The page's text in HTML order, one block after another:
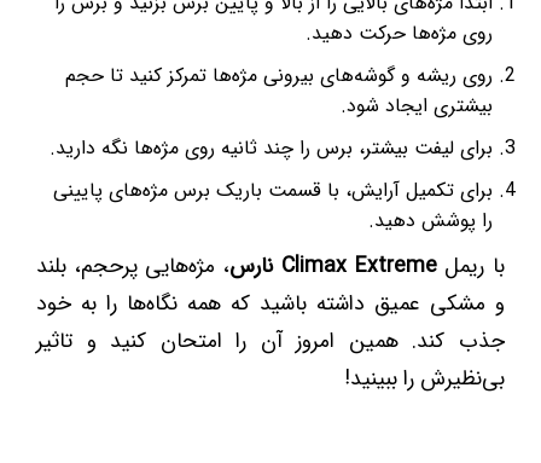
روی مژه‌ها حرکت دهید.
روی ریشه و گوشه‌های بیرونی مژه‌ها تمرکز کنید تا حجم
بیشتری ایجاد شود.
برای لیفت بیشتر، برس را چند ثانیه روی مژه‌ها نگه دارید.
برای تکمیل آرایش، با قسمت باریک برس مژه‌های پایینی
را پوشش دهید.
با ریملClimax Extreme نارس
، مژه‌هایی پرحجم، بلند
و مشکی عمیق داشته باشید که همه نگاه‌ها را به خود
جذب کند. همین امروز آن را امتحان کنید و تاثیر
بی‌نظیرش را ببینید!